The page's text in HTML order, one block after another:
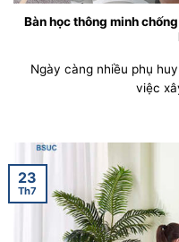
Bàn học thông minh
Ngày càng nhiều phụ
việc
23
Th7